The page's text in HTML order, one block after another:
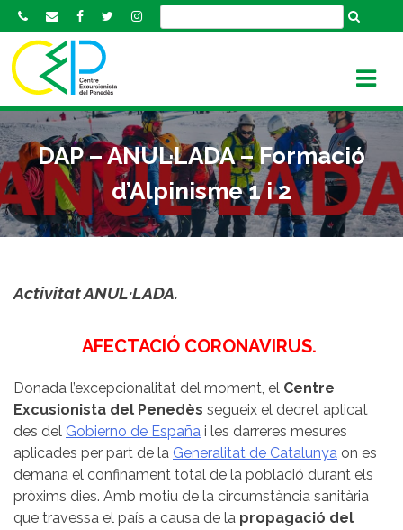
k
c
o
n
t
e
DAP – ANUL·LADA – Formació
d’Alpinisme 1 i 2
Activitat ANUL·LADA.
AFECTACIÓ CORONAVIRUS.
Donada l’excepcionalitat del moment, el Centre
Excusionista del Penedès segueix el decret aplicat
des del Gobierno de España i les darreres mesures
aplicades per part de la Generalitat de Catalunya on es
demana el confinament total de la població durant els
pròxims dies. Amb motiu de la circumstància sanitària
que travessa el país a causa de la propagació del